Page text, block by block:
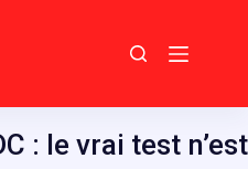
: le vrai test n’est